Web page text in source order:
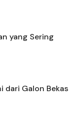
yang Sering
dari Galon Bekas